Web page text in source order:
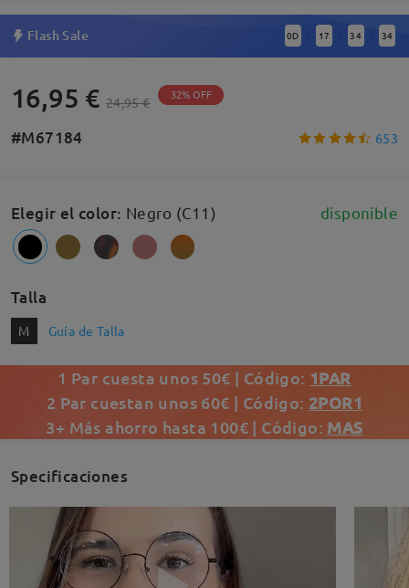
Flash Sale 0D : 17 : 34 : 33
16,95 € 24,95 € 32% OFF
#M67184 653
Elegir el color: Negro (C11) disponible
Talla
M Guía de Talla
1 Par cuesta unos 50€ | Código: 1PAR
2 Par cuestan unos 60€ | Código: 2POR1
3+ Más ahorro hasta 100€ | Código: MAS
Specificaciones